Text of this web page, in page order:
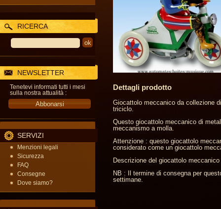
RICERCA
NEWSLETTER
Tenetevi informati tutti i mesi
sulla nostra attualità :
SERVIZI
Menzioni legali
Sicurezza
FAQ
Consegne
Dove siamo?
Dettagli prodotto
Giocattolo meccanico da collezione
triciclo.
Questo giocattolo meccanico di
meccanismo a molla.
Attenzione : questo giocattolo
considerato come un giocattolo
Descrizione del giocattolo
NB : Il termine di consegna per
settimane.